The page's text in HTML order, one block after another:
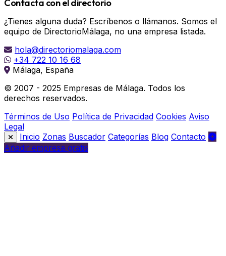
Contacta con el directorio
¿Tienes alguna duda? Escríbenos o llámanos. Somos el
equipo de DirectorioMálaga, no una empresa listada.
hola@directoriomalaga.com
+34 722 10 16 68
Málaga, España
© 2007 - 2025 Empresas de Málaga. Todos los
derechos reservados.
Términos de Uso Política de Privacidad Cookies Aviso
Legal
Inicio Zonas Buscador Categorías Blog Contacto
Añadir empresa gratis